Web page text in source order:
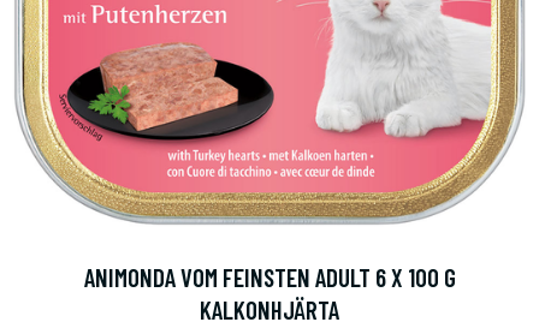
ANIMONDA VOM FEINSTEN ADULT 6 X 100 G
KALKONHJÄRTA